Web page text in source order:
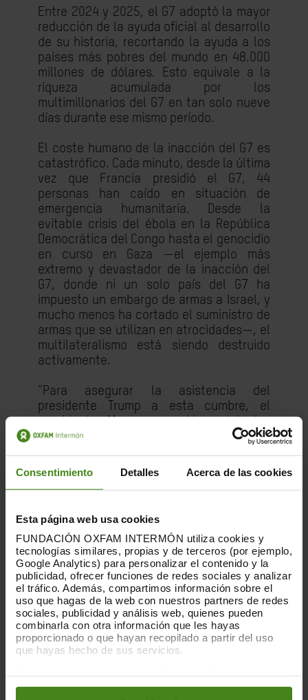
Consentimiento Detalles Acerca de las cookies
Esta página web usa cookies
FUNDACIÓN OXFAM INTERMÓN utiliza cookies y
tecnologías similares, propias y de terceros (por ejemplo,
Google Analytics) para personalizar el contenido y la
publicidad, ofrecer funciones de redes sociales y analizar
el tráfico. Además, compartimos información sobre el
uso que hagas de la web con nuestros partners de redes
sociales, publicidad y análisis web, quienes pueden
combinarla con otra información que les hayas
proporcionado o que hayan recopilado a partir del uso
que hayas hecho de sus servicios.
preferencias accediendo a nuestraPolítica de Cookieso
Entre 2024 y 2025, el G7 adoptó la mayor
reducción de la ayuda oficial al desarrollo
de su historia, recortando la ayuda a los
países más pobres del mundo en 48.000
millones de dólares. Esto equivale a la
riqueza acumulada por los
multimillonarios del G7 en tan solo nueve
días durante ese mismo período.
El coste humano de la inacción del G7 es
catastrófico. Cada minuto, desde la última
vez que Francia presidió el G7, 44
personas han caído en situación de
emergencia humanitaria. Desde la
evitable crisis del ébola en la República
Democrática del Congo hasta el genocidio
en curso en Gaza —el ejemplo más
extremo y devastador de la inacción del
G7, donde ni un solo país del G7 ha
impuesto un embargo de armas a Israel, y
mucho menos ha cortado el suministro de
armas que se utilizan en atrocidades—, el
multilateralismo está siendo destruido
activamente.
“Para asegurar la asistencia del
presidente Trump a esta cumbre, el
presidente Macron aceptó excluir las
discusiones sobre el colapso climático, la
respuestas coordinadas ante las crisis
han sido eliminadas de la agenda para
complacer a Washington. En lugar de
defender la gobernanza colectiva, Macron
y sus homólogos están facilitando su
destrucción. Esto tendrá consecuencias
que se medirán en vidas humanas”.
“El G6 no puede alegar impotencia”, añade
Behar. “Pueden cancelar la deuda. Pueden
gravar las ganancias excesivas y la